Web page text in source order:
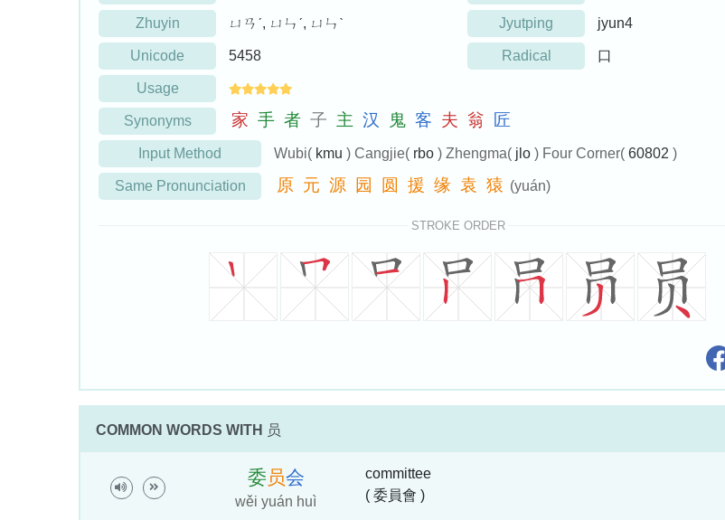
Zhuyin ㄩㄢˊ, ㄩㄣˊ, ㄩㄣˋ Jyutping jyun4
Unicode 5458 Radical 口
Usage
Synonyms 家 手 者 子 主 汉 鬼 客 夫 翁 匠
Input Method Wubi( kmu ) Cangjie( rbo ) Zhengma( jlo ) Four Corner( 60802 )
Same Pronunciation 原 元 源 园 圆 援 缘 袁 猿 (yuán)
STROKE ORDER
COMMON WORDS WITH 员
委员会
wěi yuán huì
committee
( 委員會 )